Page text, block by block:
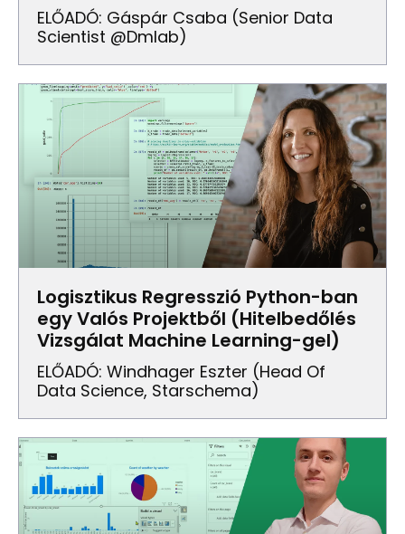
ELŐADÓ: Gáspár Csaba (senior Data
Scientist @dmlab)
Logisztikus Regresszió Python-ban
egy Valós Projektből (Hitelbedőlés
Vizsgálat Machine Learning-gel)
ELŐADÓ: Windhager Eszter (Head Of
Data Science, Starschema)